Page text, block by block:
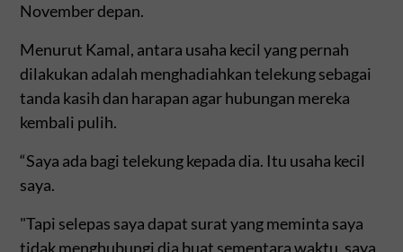
November depan.
Menurut Kamal, antara usaha kecil yang pernah
dilakukan adalah menghadiahkan telekung sebagai
tanda kasih dan harapan agar hubungan mereka
kembali pulih.
“Saya ada bagi telekung kepada dia. Itu usaha kecil
saya.
"Tapi selepas saya dapat surat yang meminta saya
tidak menghubungi dia buat sementara waktu, saya